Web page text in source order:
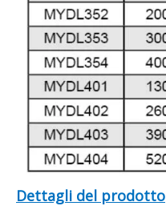
Dettagli del prodotto